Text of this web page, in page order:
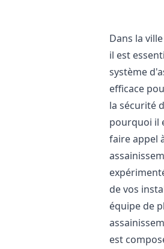
Dans la
il est
système
efficace
la sécurité
pourquoi il
faire appel
de vos
équipe de
est